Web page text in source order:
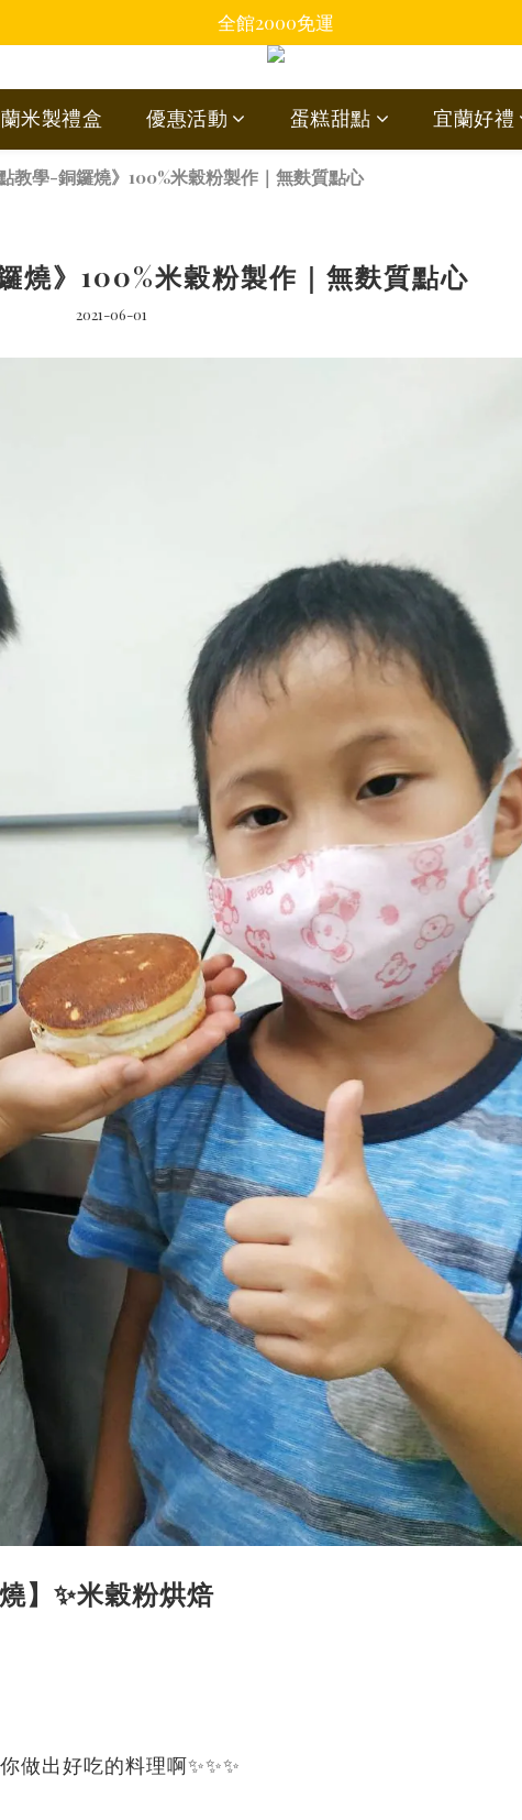
全館2000免運
米製禮盒 優惠活動 蛋糕甜點 宜蘭好禮
教學-銅鑼燒》100%米穀粉製作｜無麩質點心
燒》100%米穀粉製作｜無麩質點心
2021-06-01
】✨米穀粉烘焙
做出好吃的料理啊✨✨✨